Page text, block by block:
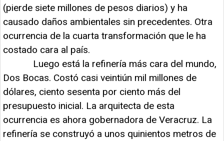
(pierde siete millones de pesos diarios) y ha
causado daños ambientales sin precedentes. Otra
ocurrencia de la cuarta transformación que le ha
costado cara al país.
Luego está la refinería más cara del mundo,
Dos Bocas. Costó casi veintiún mil millones de
dólares, ciento sesenta por ciento más del
presupuesto inicial. La arquitecta de esta
ocurrencia es ahora gobernadora de Veracruz. La
refinería se construyó a unos quinientos metros de